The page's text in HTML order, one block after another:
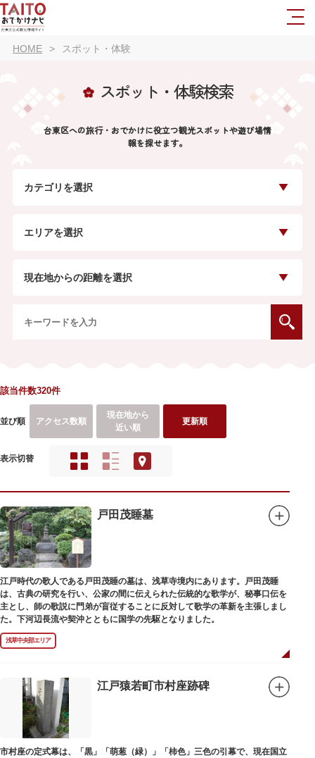
HOME スポット・体験
スポット・体験検索
台東区への旅行・おでかけに役立つ観光スポットや遊び場情
報を探せます。
カテゴリを選択
エリアを選択
現在地からの距離を選択
該当件数320件
並び順 アクセス数順
現在地から
近い順
更新順
表示切替
戸田茂睡墓
江戸時代の歌人である戸田茂睡の墓は、浅草寺境内にあります。戸田茂睡
は、古典の研究を行い、公家の間に伝えられた伝統的な歌学が、秘事口伝を
主とし、師の歌説に門弟が盲従することに反対して歌学の革新を主張しまし
た。下河辺長流や契沖とともに国学の先駆となりました。
浅草中央部エリア
江戸猿若町市村座跡碑
市村座の定式幕は、「黒」「萌葱（緑）」「柿色」三色の引幕で、現在国立